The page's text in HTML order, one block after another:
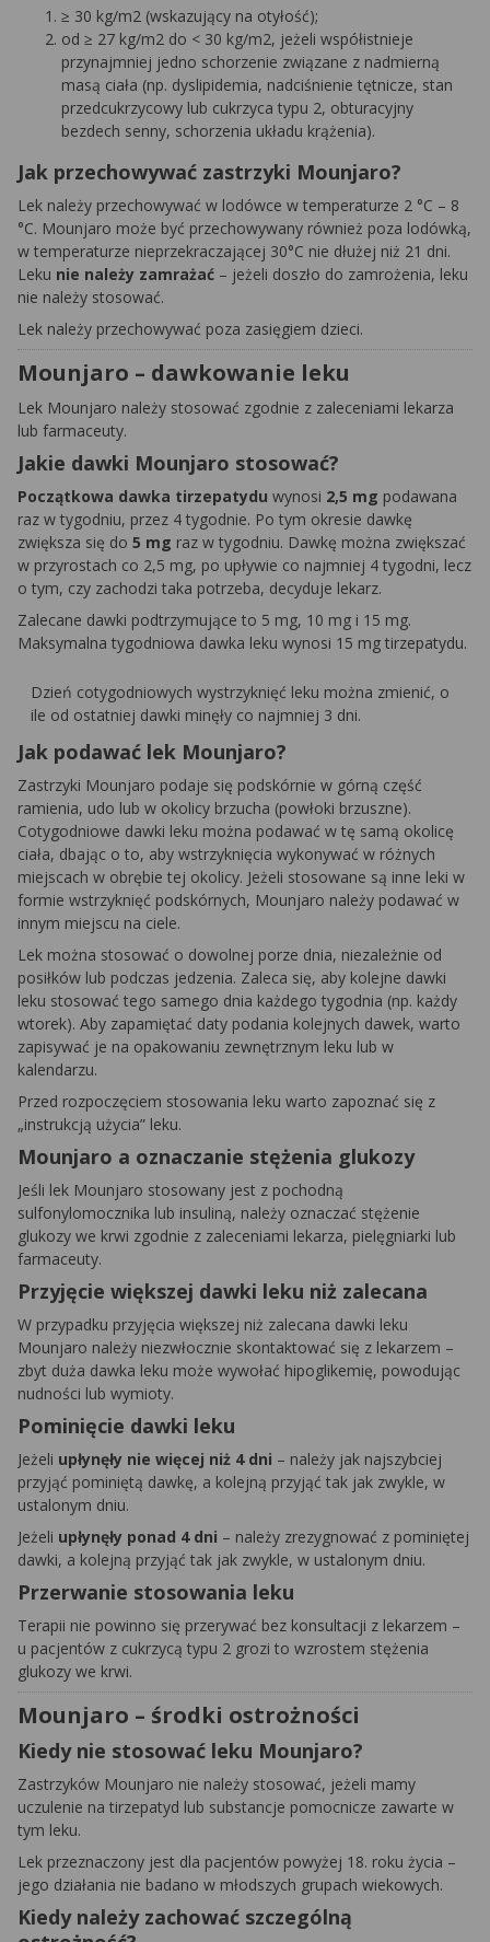
≥ 30 kg/m2 (wskazujący na otyłość);
od ≥ 27 kg/m2 do < 30 kg/m2, jeżeli współistnieje
przynajmniej jedno schorzenie związane z nadmierną
masą ciała (np. dyslipidemia, nadciśnienie tętnicze, stan
przedcukrzycowy lub cukrzyca typu 2, obturacyjny
bezdech senny, schorzenia układu krążenia).
Jak przechowywać zastrzyki Mounjaro?
Lek należy przechowywać w lodówce w temperaturze 2 °C – 8
°C. Mounjaro może być przechowywany również poza lodówką,
w temperaturze nieprzekraczającej 30°C nie dłużej niż 21 dni.
Leku nie należy zamrażać – jeżeli doszło do zamrożenia, leku
nie należy stosować.
Lek należy przechowywać poza zasięgiem dzieci.
Mounjaro – dawkowanie leku
Lek Mounjaro należy stosować zgodnie z zaleceniami lekarza
lub farmaceuty.
Jakie dawki Mounjaro stosować?
Początkowa dawka tirzepatydu wynosi 2,5 mg podawana
raz w tygodniu, przez 4 tygodnie. Po tym okresie dawkę
zwiększa się do 5 mg raz w tygodniu. Dawkę można zwiększać
w przyrostach co 2,5 mg, po upływie co najmniej 4 tygodni, lecz
o tym, czy zachodzi taka potrzeba, decyduje lekarz.
Zalecane dawki podtrzymujące to 5 mg, 10 mg i 15 mg.
Maksymalna tygodniowa dawka leku wynosi 15 mg tirzepatydu.
Dzień cotygodniowych wystrzyknięć leku można zmienić, o
ile od ostatniej dawki minęły co najmniej 3 dni.
Jak podawać lek Mounjaro?
Zastrzyki Mounjaro podaje się podskórnie w górną część
ramienia, udo lub w okolicy brzucha (powłoki brzuszne).
Cotygodniowe dawki leku można podawać w tę samą okolicę
ciała, dbając o to, aby wstrzyknięcia wykonywać w różnych
miejscach w obrębie tej okolicy. Jeżeli stosowane są inne leki w
formie wstrzyknięć podskórnych, Mounjaro należy podawać w
innym miejscu na ciele.
Lek można stosować o dowolnej porze dnia, niezależnie od
posiłków lub podczas jedzenia. Zaleca się, aby kolejne dawki
leku stosować tego samego dnia każdego tygodnia (np. każdy
wtorek). Aby zapamiętać daty podania kolejnych dawek, warto
zapisywać je na opakowaniu zewnętrznym leku lub w
kalendarzu.
Przed rozpoczęciem stosowania leku warto zapoznać się z
„instrukcją użycia” leku.
Mounjaro a oznaczanie stężenia glukozy
Jeśli lek Mounjaro stosowany jest z pochodną
sulfonylomocznika lub insuliną, należy oznaczać stężenie
glukozy we krwi zgodnie z zaleceniami lekarza, pielęgniarki lub
farmaceuty.
Przyjęcie większej dawki leku niż zalecana
W przypadku przyjęcia większej niż zalecana dawki leku
Mounjaro należy niezwłocznie skontaktować się z lekarzem –
zbyt duża dawka leku może wywołać hipoglikemię, powodując
nudności lub wymioty.
Pominięcie dawki leku
Jeżeli upłynęły nie więcej niż 4 dni – należy jak najszybciej
przyjąć pominiętą dawkę, a kolejną przyjąć tak jak zwykle, w
ustalonym dniu.
Jeżeli upłynęły ponad 4 dni – należy zrezygnować z pominiętej
dawki, a kolejną przyjąć tak jak zwykle, w ustalonym dniu.
Przerwanie stosowania leku
Terapii nie powinno się przerywać bez konsultacji z lekarzem –
u pacjentów z cukrzycą typu 2 grozi to wzrostem stężenia
glukozy we krwi.
Mounjaro – środki ostrożności
Kiedy nie stosować leku Mounjaro?
Zastrzyków Mounjaro nie należy stosować, jeżeli mamy
uczulenie na tirzepatyd lub substancje pomocnicze zawarte w
tym leku.
Lek przeznaczony jest dla pacjentów powyżej 18. roku życia –
jego działania nie badano w młodszych grupach wiekowych.
Kiedy należy zachować szczególną